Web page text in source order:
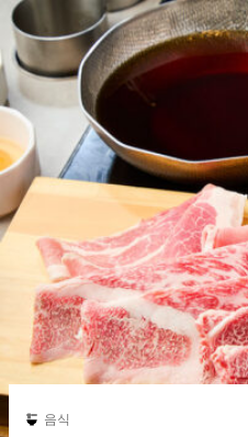
에서도 가장 인기 있는 것은『
키（Kuroge Wagyu Sukiyaki）
고 있는 것은 물론, 이를 목적으
않습니다. 그 외에도 다양한 전
한 사이드 메뉴에도 주목해 보
로운 『스키야키（Sukiyaki）』
곤약, 후와 등이 재료로 사용된
키야키（Kuroge Wagyu
스킷이라 불리는 어깨 갈비살과
가게에서는 냄비에서 조리된 상
을 즐길 수 있는 것이 호화로운
키야키키（Kuroge Wagyu
음식